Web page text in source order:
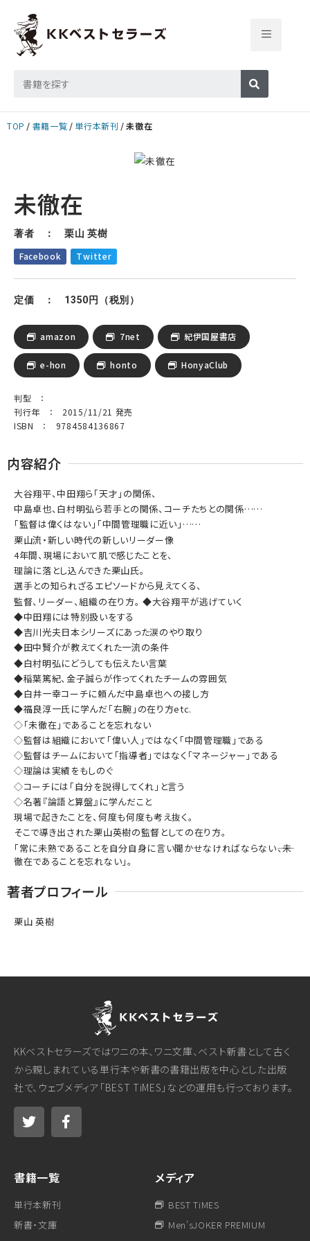
TOP 書籍一覧 単行本新刊 未徹在
未徹在
著者 ： 栗山 英樹
Facebook Twitter
定価 ： 1350円（税別）
amazon 7net 紀伊国屋書店
e-hon honto HonyaClub
判型 ：
刊行年 ： 2015/11/21 発売
ISBN ： 9784584136867
内容紹介
大谷翔平、中田翔ら「天才」の関係、
中島卓也、白村明弘ら若手との関係、コーチたちとの関係……
「監督は偉くはない」「中間管理職に近い」……
栗山流・新しい時代の新しいリーダー像
4年間、現場において肌で感じたことを、
理論に落とし込んできた栗山氏。
選手との知られざるエピソードから見えてくる、
監督、リーダー、組織の在り方。 ◆大谷翔平が逃げていく
◆中田翔には特別扱いをする
◆吉川光夫日本シリーズにあった涙のやり取り
◆田中賢介が教えてくれた一流の条件
◆白村明弘にどうしても伝えたい言葉
◆稲葉篤紀、金子誠らが作ってくれたチームの雰囲気
◆白井一幸コーチに頼んだ中島卓也への接し方
◆福良淳一氏に学んだ「右腕」の在り方etc.
◇「未徹在」であることを忘れない
◇監督は組織において「偉い人」ではなく「中間管理職」である
◇監督はチームにおいて「指導者」ではなく「マネージャー」である
◇理論は実績をもしのぐ
◇コーチには「自分を説得してくれ」と言う
◇名著『論語と算盤』に学んだこと
現場で起きたことを、何度も何度も考え抜く。
そこで導き出された栗山英樹の監督としての在り方。
「常に未熟であることを自分自身に言い聞かせなければならない――、未
徹在であることを忘れない」。
著者プロフィール
栗山 英樹
KKベストセラーズではワニの本、ワニ文庫、ベスト新書として古く
から親しまれている単行本や新書の書籍出版を中心とした出版
社で、ウェブメディア「BEST TiMES」などの運用も行っております。
書籍一覧
単行本新刊
新書・文庫
メディア
BEST TiMES
Men'sJOKER PREMIUM